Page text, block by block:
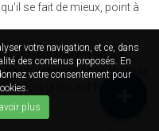
votre navigation, et ce, dans
des contenus proposés. En
votre consentement pour
plus
se fait de mieux, point à
c'est pas facile d'accès,
reprises pour en tiré la
une fois que c'est fait, c'est